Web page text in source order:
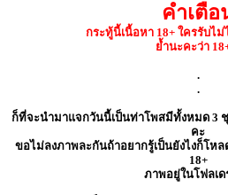
คำเตือ
กระทู้นี้เนื้อหา 18+ ใครรับไ
ย้ำนะคะว่า
.
.
ก็ที่จะนำมาแจกวันนี้เป็นท่าโพสมีทั้งหมด 3
คะ
ขอไม่ลงภาพละกันถ้าอยากรู้เป็นยังไงก็โห
18+
ภาพอยู่ในโฟลเด